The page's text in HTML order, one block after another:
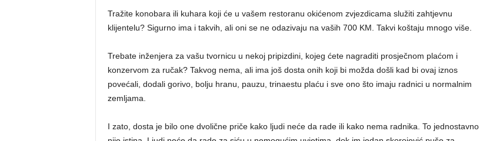
Tražite konobara ili kuhara koji će u vašem restoranu okićenom zvjezdicama služiti zahtjevnu
klijentelu? Sigurno ima i takvih, ali oni se ne odazivaju na vaših 700 KM. Takvi koštaju mnogo više.
Trebate inženjera za vašu tvornicu u nekoj pripizdini, kojeg ćete nagraditi prosječnom plaćom i
konzervom za ručak? Takvog nema, ali ima još dosta onih koji bi možda došli kad bi ovaj iznos
povećali, dodali gorivo, bolju hranu, pauzu, trinaestu plaću i sve ono što imaju radnici u normalnim
zemljama.
I zato, dosta je bilo one dvolične priče kako ljudi neće da rade ili kako nema radnika. To jednostavno